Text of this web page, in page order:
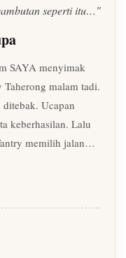
seperti itu…"
SAYA menyimak
malam tadi.
Ucapan
keberhasilan. Lalu
memilih jalan…